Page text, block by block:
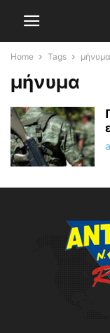
Home Tags μήνυμα
μήνυμα